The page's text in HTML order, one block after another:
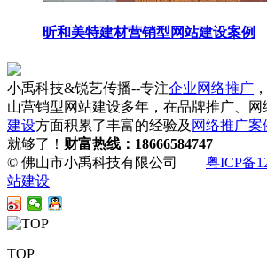
昕和美特建材营销型网站建设案例
小禹科技&锐艺传播--专注企业网络推广 ，
山营销型网站建设多年，在品牌推广、网
建设方面积累了丰富的经验及 网络推广案
就够了！ 财富热线：18666584747
© 佛山市小禹科技有限公司 粤ICP备
站建设
TOP